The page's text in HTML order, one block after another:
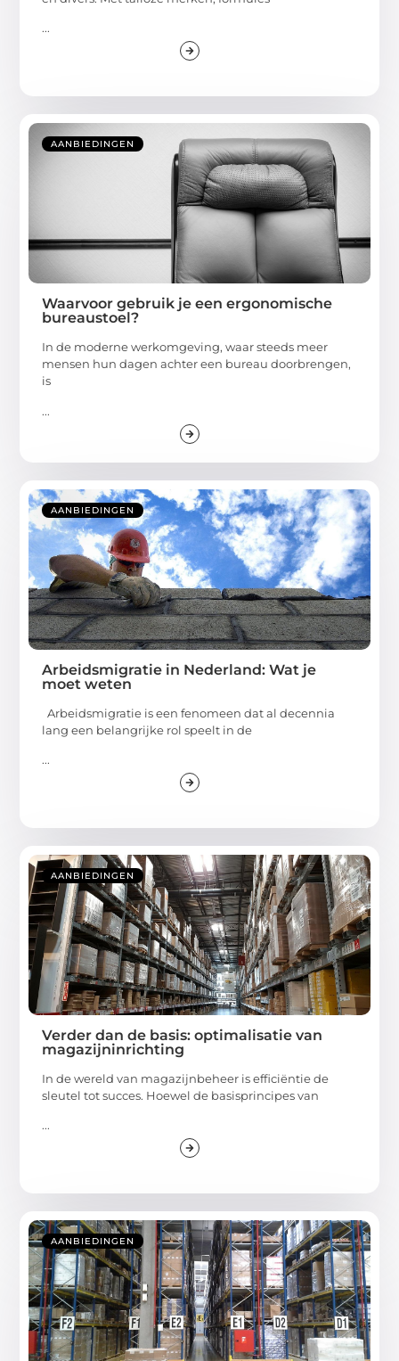
...
AANBIEDINGEN
Waarvoor gebruik je een ergonomische
bureaustoel?
In de moderne werkomgeving, waar steeds meer
mensen hun dagen achter een bureau doorbrengen,
is
...
AANBIEDINGEN
Arbeidsmigratie in Nederland: Wat je
moet weten
Arbeidsmigratie is een fenomeen dat al decennia
lang een belangrijke rol speelt in de
...
AANBIEDINGEN
Verder dan de basis: optimalisatie van
magazijninrichting
In de wereld van magazijnbeheer is efficiëntie de
sleutel tot succes. Hoewel de basisprincipes van
...
AANBIEDINGEN